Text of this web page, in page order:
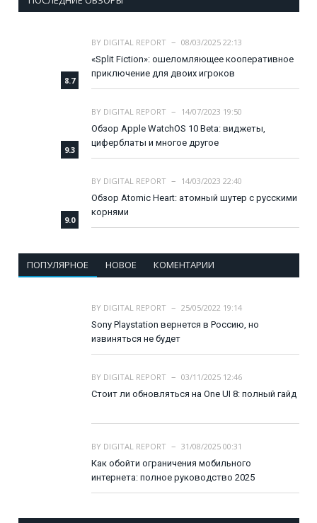
8.7
BY DIGITAL REPORT
08/03/2025 22:13
«Split Fiction»: ошеломляющее кооперативное
приключение для двоих игроков
9.3
BY DIGITAL REPORT
14/07/2023 19:50
Обзор Apple WatchOS 10 Beta: виджеты,
циферблаты и многое другое
9.0
BY DIGITAL REPORT
14/03/2023 22:40
Обзор Atomic Heart: атомный шутер с русскими
корнями
ПОПУЛЯРНОЕ НОВОЕ КОМЕНТАРИИ
BY DIGITAL REPORT
25/05/2022 19:14
Sony Playstation вернется в Россию, но
извиняться не будет
BY DIGITAL REPORT
03/11/2025 12:46
Стоит ли обновляться на One UI 8: полный гайд
BY DIGITAL REPORT
31/08/2025 00:31
Как обойти ограничения мобильного
интернета: полное руководство 2025